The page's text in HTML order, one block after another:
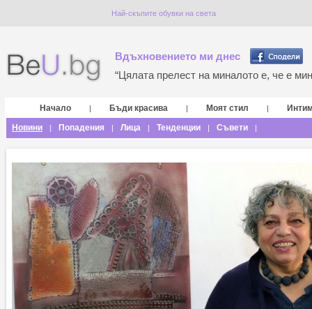
Най-скъпите обувки на света
Вдъхновението ми днес
“Цялата прелест на миналото е, че е
Начало | Бъди красива | Моят стил |
Новини
| Попадения | Лица | Тенденции | Съвети |